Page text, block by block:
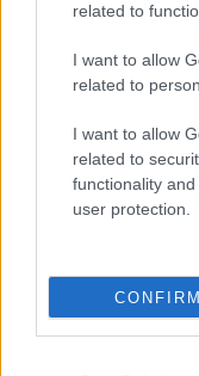
related to
I want to allow
related to
I want to allow
related to
functionality
user protection.
CONFIRM